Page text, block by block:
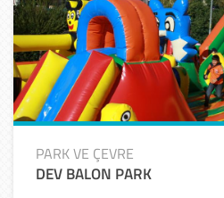
PARK VE ÇEVRE
DEV BALON PARK